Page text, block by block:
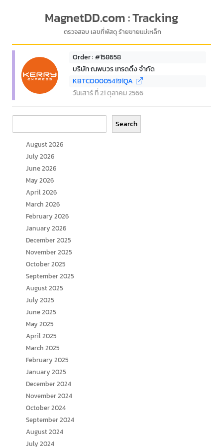
MagnetDD.com : Tracking
ตรวจสอบ เลขที่พัสดุ ร้ายขายแม่เหล็ก
Order : #158658
บริษัท ณพบวร เทรดดิ้ง จำกัด
KBTCO00054191QA
วันเสาร์ ที่ 21 ตุลาคม 2566
Search
August 2026
July 2026
June 2026
May 2026
April 2026
March 2026
February 2026
January 2026
December 2025
November 2025
October 2025
September 2025
August 2025
July 2025
June 2025
May 2025
April 2025
March 2025
February 2025
January 2025
December 2024
November 2024
October 2024
September 2024
August 2024
July 2024